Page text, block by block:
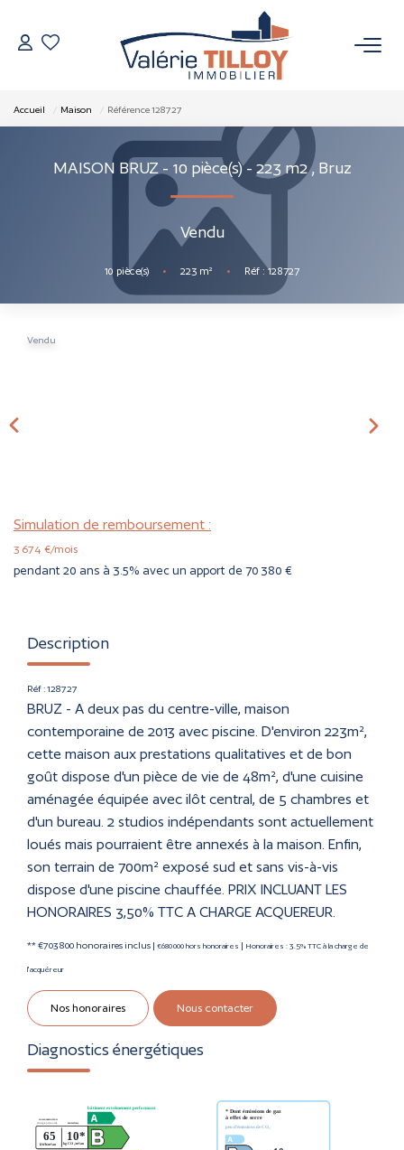
À Vendre
Vendus
VENDRE
ESTIMER
Accueil Maison Référence 128727
MAISON BRUZ - 10 pièce(s) - 223 m2, Bruz
Vendu
10 pièce(s) • 223 m² • Réf : 128727
Vendu
Simulation de remboursement :
3 674 €/mois
pendant 20 ans à 3.5% avec un apport de 70 380 €
Description
Réf : 128727
BRUZ - A deux pas du centre-ville, maison
contemporaine de 2013 avec piscine. D'environ 223m²,
cette maison aux prestations qualitatives et de bon
goût dispose d'un pièce de vie de 48m², d'une cuisine
aménagée équipée avec ilôt central, de 5 chambres et
d'un bureau. 2 studios indépendants sont actuellement
loués mais pourraient être annexés à la maison. Enfin,
son terrain de 700m² exposé sud et sans vis-à-vis
dispose d'une piscine chauffée. PRIX INCLUANT LES
HONORAIRES 3,50% TTC A CHARGE ACQUEREUR.
** €703 800 honoraires inclus | €680 000 hors honoraires | Honoraires : 3.5% TTC à la charge de
l'acquéreur
Nos honoraires Nous contacter
Diagnostics énergétiques